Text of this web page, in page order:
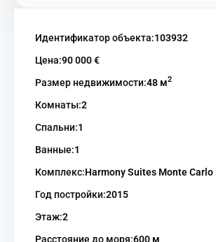
Идентификатор объекта:103932
Цена:90 000 €
Размер недвижимости:48 м2
Комнаты:2
Спальни:1
Ванные:1
Комплекс:Harmony Suites Monte Carlo
Год постройки:2015
Этаж:2
Расстояние до моря:600 м